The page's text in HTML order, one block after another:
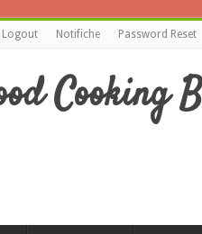
Logout Notifiche Password Reset